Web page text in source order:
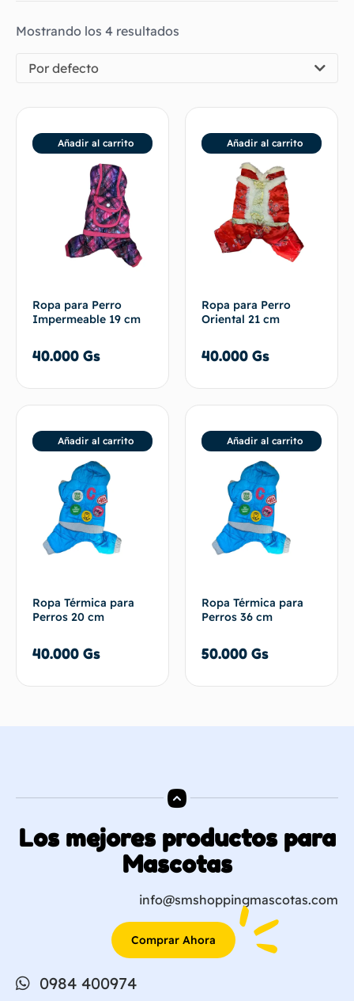
Mostrando los 4 resultados
Por defecto
Ropa para Perro
Impermeable 19 cm
40.000 Gs
Añadir al carrito
Ropa para Perro
Oriental 21 cm
40.000 Gs
Añadir al carrito
Ropa Térmica para
Perros 20 cm
40.000 Gs
Añadir al carrito
Ropa Térmica para
Perros 36 cm
50.000 Gs
Añadir al carrito
Los mejores productos para
Mascotas
info@smshoppingmascotas.com
Comprar Ahora
0984 400974